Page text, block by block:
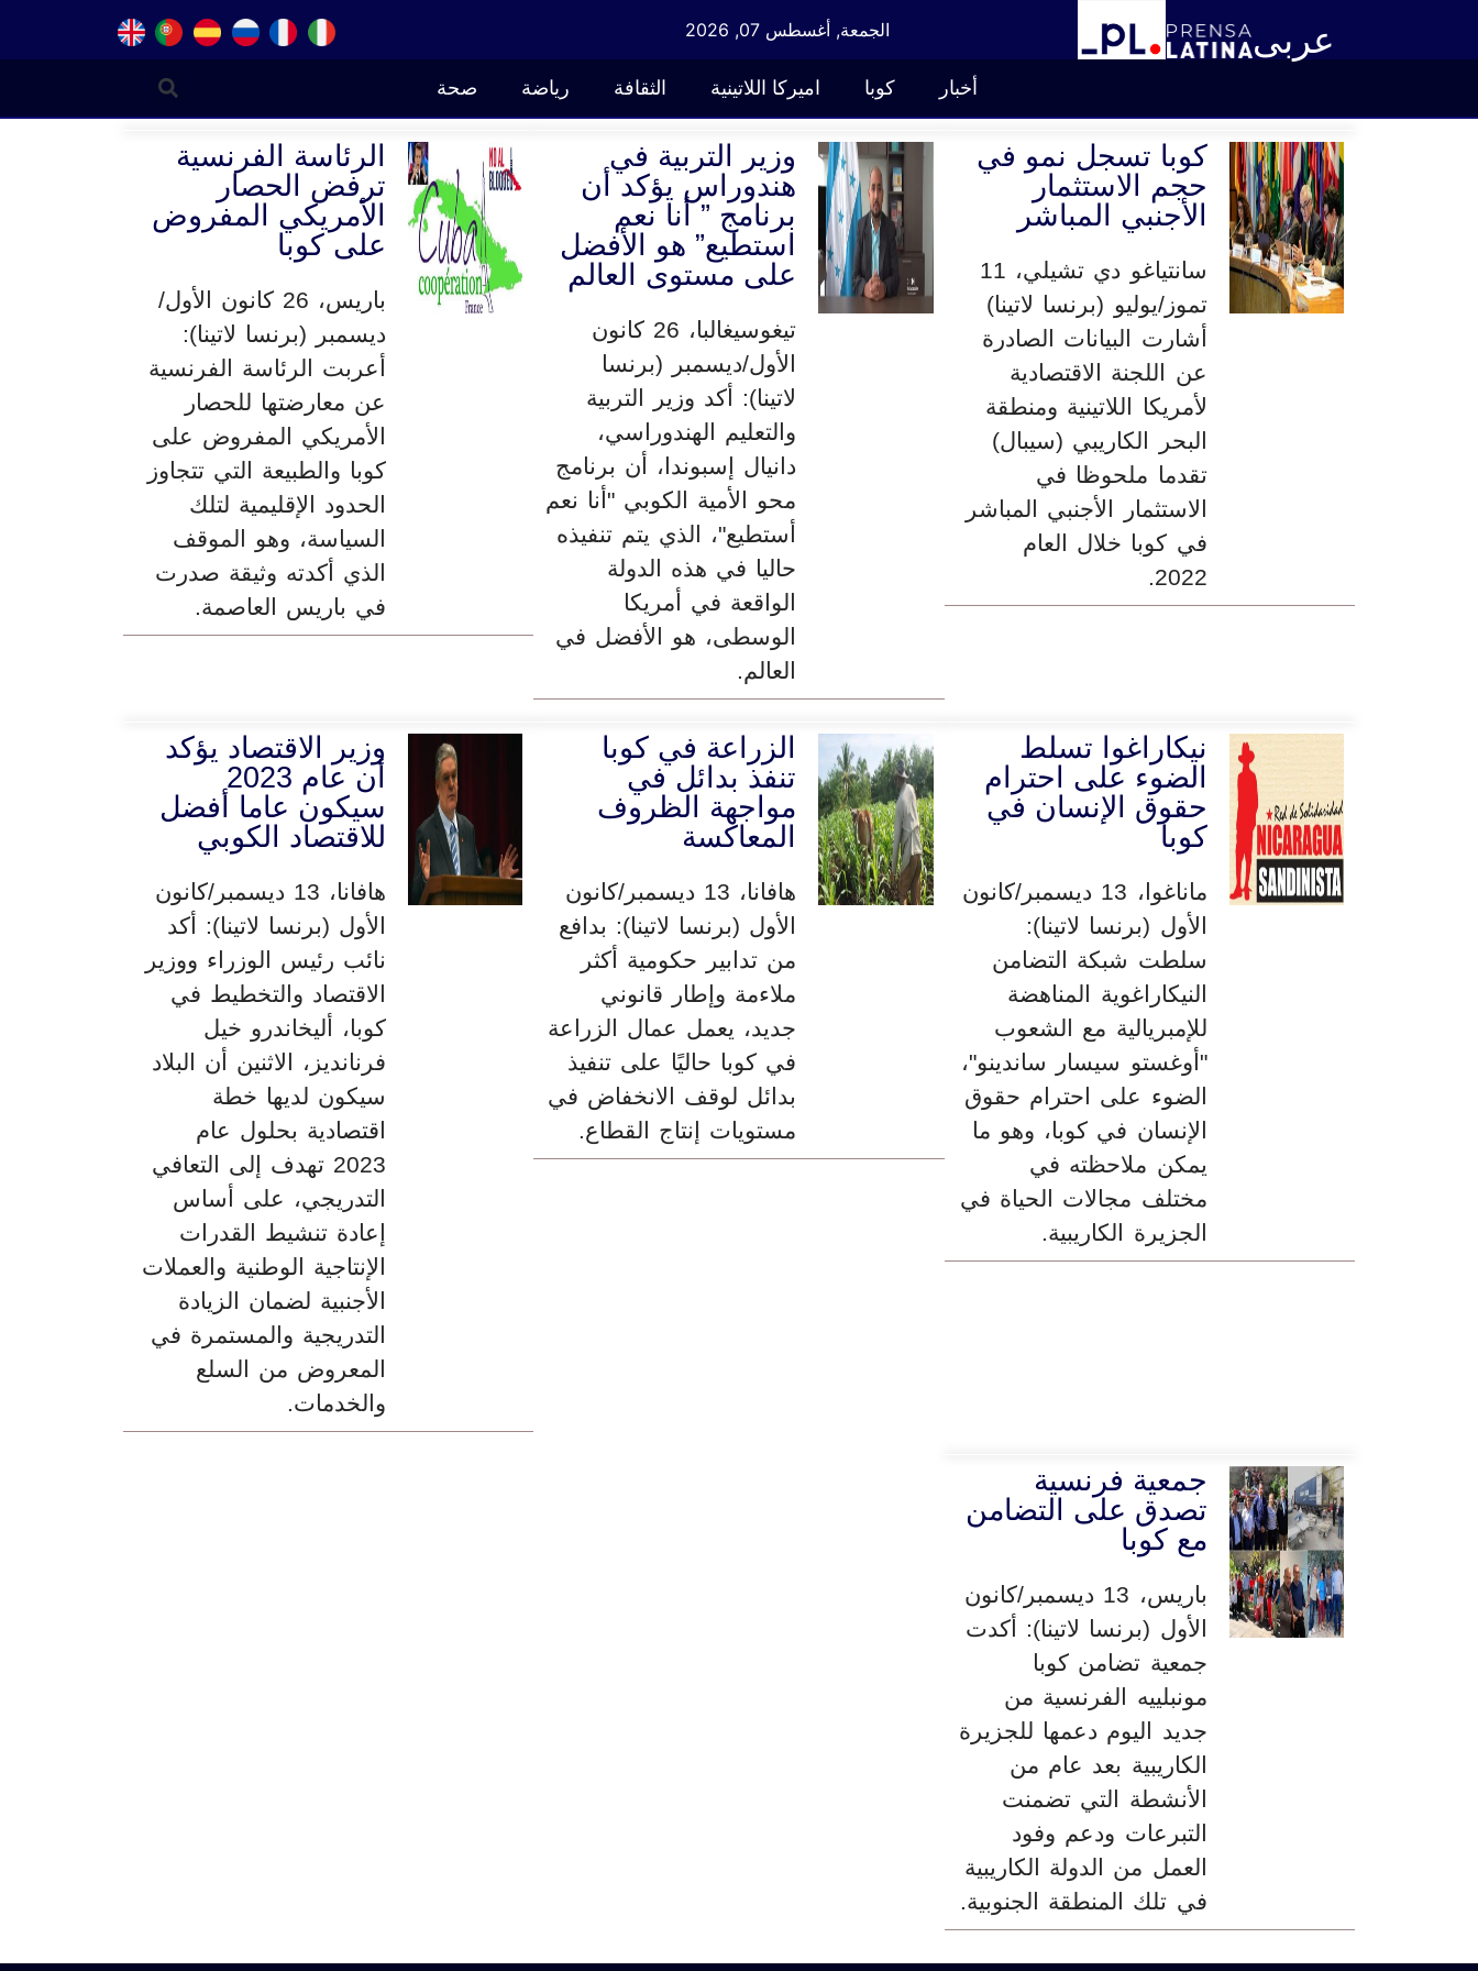
عربى الجمعة, أغسطس 07, 2026
أخبار كوبا اميركا اللاتينية الثقافة رياضة صحة
كوبا تسجل نمو في
حجم الاستثمار
الأجنبي المباشر
سانتياغو دي تشيلي، 11
تموز/يوليو (برنسا لاتينا)
أشارت البيانات الصادرة
عن اللجنة الاقتصادية
لأمريكا اللاتينية ومنطقة
البحر الكاريبي (سيبال)
تقدما ملحوظا في
الاستثمار الأجنبي المباشر
في كوبا خلال العام
2022.
وزير التربية في
هندوراس يؤكد أن
برنامج ” أنا نعم
استطيع” هو الأفضل
على مستوى العالم
تيغوسيغالبا، 26 كانون
الأول/ديسمبر (برنسا
لاتينا): أكد وزير التربية
والتعليم الهندوراسي،
دانيال إسبوندا، أن برنامج
محو الأمية الكوبي "أنا نعم
أستطيع"، الذي يتم تنفيذه
حاليا في هذه الدولة
الواقعة في أمريكا
الوسطى، هو الأفضل في
العالم.
الرئاسة الفرنسية
ترفض الحصار
الأمريكي المفروض
على كوبا
باريس، 26 كانون الأول/
ديسمبر (برنسا لاتينا):
أعربت الرئاسة الفرنسية
عن معارضتها للحصار
الأمريكي المفروض على
كوبا والطبيعة التي تتجاوز
الحدود الإقليمية لتلك
السياسة، وهو الموقف
الذي أكدته وثيقة صدرت
في باريس العاصمة.
نيكاراغوا تسلط
الضوء على احترام
حقوق الإنسان في
كوبا
ماناغوا، 13 ديسمبر/كانون
الأول (برنسا لاتينا):
سلطت شبكة التضامن
النيكاراغوية المناهضة
للإمبريالية مع الشعوب
"أوغستو سيسار ساندينو"،
الضوء على احترام حقوق
الإنسان في كوبا، وهو ما
يمكن ملاحظته في
مختلف مجالات الحياة في
الجزيرة الكاريبية.
الزراعة في كوبا
تنفذ بدائل في
مواجهة الظروف
المعاكسة
هافانا، 13 ديسمبر/كانون
الأول (برنسا لاتينا): بدافع
من تدابير حكومية أكثر
ملاءمة وإطار قانوني
جديد، يعمل عمال الزراعة
في كوبا حاليًا على تنفيذ
بدائل لوقف الانخفاض في
مستويات إنتاج القطاع.
وزير الاقتصاد يؤكد
أن عام 2023
سيكون عاما أفضل
للاقتصاد الكوبي
هافانا، 13 ديسمبر/كانون
الأول (برنسا لاتينا): أكد
نائب رئيس الوزراء ووزير
الاقتصاد والتخطيط في
كوبا، أليخاندرو خيل
فرنانديز، الاثنين أن البلاد
سيكون لديها خطة
اقتصادية بحلول عام
2023 تهدف إلى التعافي
التدريجي، على أساس
إعادة تنشيط القدرات
الإنتاجية الوطنية والعملات
الأجنبية لضمان الزيادة
التدريجية والمستمرة في
المعروض من السلع
والخدمات.
جمعية فرنسية
تصدق على التضامن
مع كوبا
باريس، 13 ديسمبر/كانون
الأول (برنسا لاتينا): أكدت
جمعية تضامن كوبا
مونبلييه الفرنسية من
جديد اليوم دعمها للجزيرة
الكاريبية بعد عام من
الأنشطة التي تضمنت
التبرعات ودعم وفود
العمل من الدولة الكاريبية
في تلك المنطقة الجنوبية.